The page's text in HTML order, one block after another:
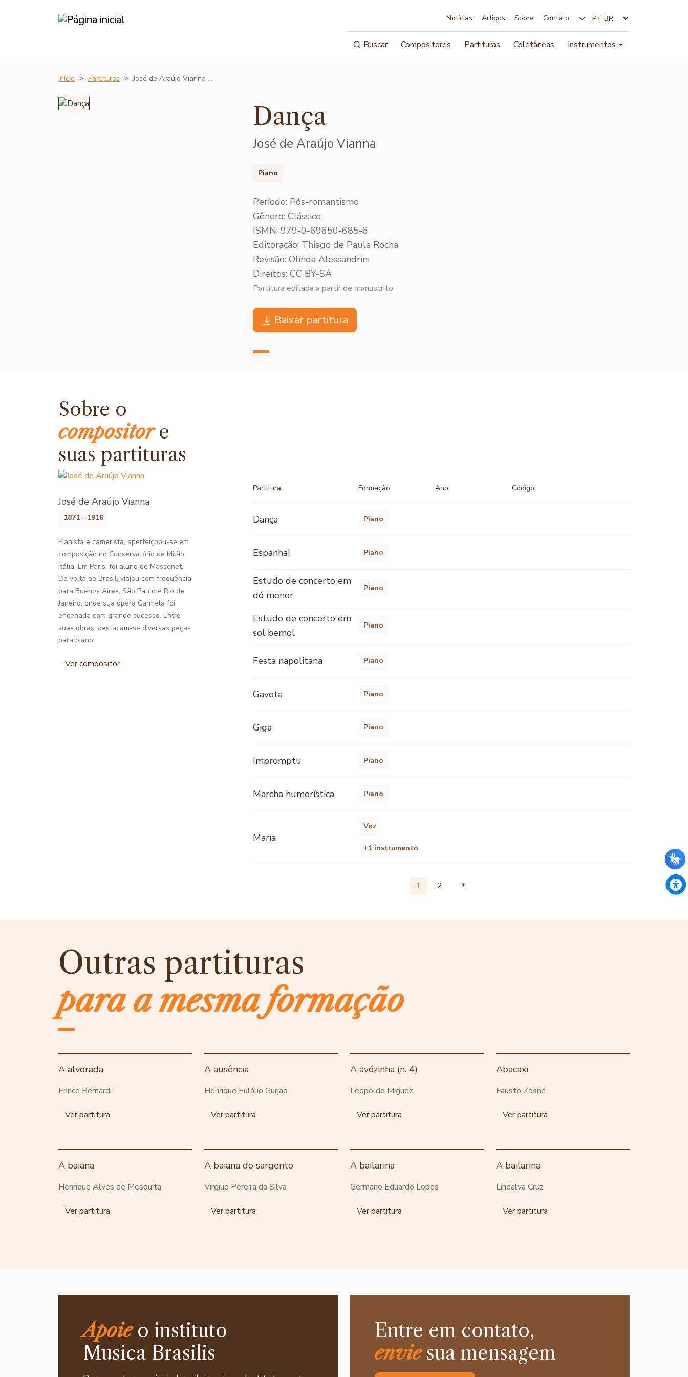
Notícias Artigos Sobre Contato
Buscar Compositores Partituras Coletâneas Instrumentos
Início Partituras José de Araújo Vianna …
Dança
José de Araújo Vianna
Piano
Período: Pós-romantismo
Gênero: Clássico
ISMN: 979-0-69650-685-6
Editoração: Thiago de Paula Rocha
Revisão: Olinda Alessandrini
Direitos: CC BY-SA
Partitura editada a partir de manuscrito
Baixar partitura
Sobre o
compositore
suas partituras
José de Araújo Vianna
1871 - 1916
Pianista e camerista, aperfeiçoou-se em
composição no Conservatório de Milão,
Itália. Em Paris, foi aluno de Massenet.
De volta ao Brasil, viajou com frequência
para Buenos Aires, São Paulo e Rio de
Janeiro, onde sua ópera Carmela foi
encenada com grande sucesso. Entre
suas obras, destacam-se diversas peças
para piano.
Ver compositor
Partitura Formação Ano Código
Dança Piano
Espanha! Piano
Estudo de concerto em
dó menor
Piano
Estudo de concerto em
sol bemol
Piano
Festa napolitana Piano
Gavota Piano
Giga Piano
Impromptu Piano
Marcha humorística Piano
Maria
Voz
+1 instrumento
1 2
Outras partituras
para a mesma formação
A alvorada
Enrico Bernardi
Ver partitura
A ausência
Henrique Eulálio Gurjão
Ver partitura
A avózinha (n. 4)
Leopoldo Miguez
Ver partitura
Abacaxi
Fausto Zosne
Ver partitura
A baiana
Henrique Alves de Mesquita
Ver partitura
A baiana do sargento
Virgilio Pereira da Silva
Ver partitura
A bailarina
Germano Eduardo Lopes
Ver partitura
A bailarina
Lindalva Cruz
Ver partitura
Apoieo instituto
Musica Brasilis
Entre em contato,
enviesua mensagem